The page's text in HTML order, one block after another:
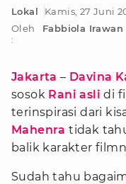
Lokal
Kamis, 27 Juni
Oleh
:
Fabbiola Irawan
Jakarta – Davina
sosok Rani asli di
terinspirasi dari
Mahenra tidak
balik karakter
Sudah tahu